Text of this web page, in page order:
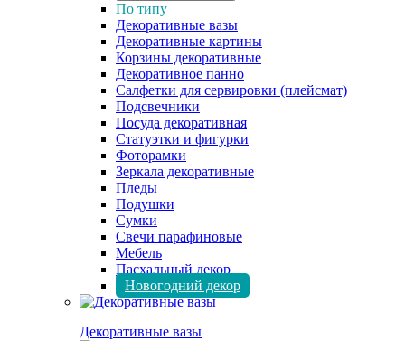
По типу
Декоративные вазы
Декоративные картины
Корзины декоративные
Декоративное панно
Салфетки для сервировки (плейсмат)
Подсвечники
Посуда декоративная
Статуэтки и фигурки
Фоторамки
Зеркала декоративные
Пледы
Подушки
Сумки
Свечи парафиновые
Мебель
Пасхальный декор
Новогодний декор
Декоративные вазы